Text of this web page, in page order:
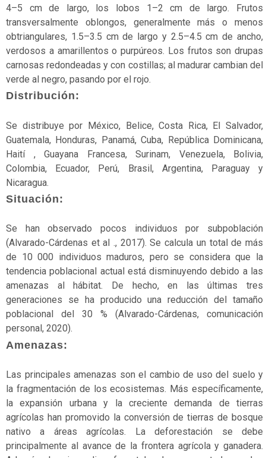
Extinto
Extinto
a
regional
Extinto
estado
silvestre
Extinto
en
estado
Fauna
Flora
Gimnospermas
Helechos
Herbazales
Hongos
Invertebrados
Líquenes
Mamíferos
Manglares
4–5 cm de largo, los lobos 1–2 cm de largo. Frutos
transversalmente oblongos, generalmente más o menos
obtriangulares, 1.5–3.5 cm de largo y 2.5–4.5 cm de ancho,
verdosos a amarillentos o purpúreos. Los frutos son drupas
carnosas redondeadas y con costillas; al madurar cambian del
verde al negro, pasando por el rojo.
Distribución:
Se distribuye por México, Belice, Costa Rica, El Salvador,
Guatemala, Honduras, Panamá, Cuba, República Dominicana,
Haití , Guayana Francesa, Surinam, Venezuela, Bolivia,
Colombia, Ecuador, Perú, Brasil, Argentina, Paraguay y
Nicaragua.
Situación:
Se han observado pocos individuos por subpoblación
(Alvarado-Cárdenas et al ., 2017). Se calcula un total de más
de 10 000 individuos maduros, pero se considera que la
tendencia poblacional actual está disminuyendo debido a las
amenazas al hábitat. De hecho, en las últimas tres
generaciones se ha producido una reducción del tamaño
poblacional del 30 % (Alvarado-Cárdenas, comunicación
personal, 2020).
Amenazas:
Las principales amenazas son el cambio de uso del suelo y
la fragmentación de los ecosistemas. Más específicamente,
la expansión urbana y la creciente demanda de tierras
agrícolas han promovido la conversión de tierras de bosque
nativo a áreas agrícolas. La deforestación se debe
principalmente al avance de la frontera agrícola y ganadera.